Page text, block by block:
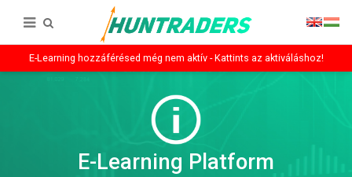
E-Learning hozzáférésed még nem aktív - Kattints az aktiváláshoz!
E-Learning Platform